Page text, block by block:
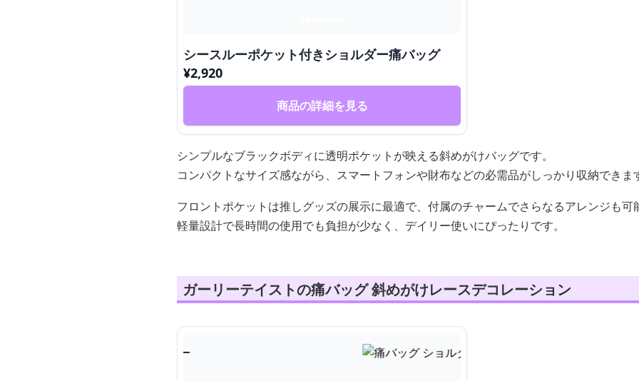
シースルーポケット付きショルダー痛バッグ
¥2,920
商品の詳細を見る
シンプルなブラックボディに透明ポケットが映える斜めがけバッグです。
コンパクトなサイズ感ながら、スマートフォンや財布などの必需品がしっかり収納できま
フロントポケットは推しグッズの展示に最適で、付属のチャームでさらなるアレンジも可
軽量設計で長時間の使用でも負担が少なく、デイリー使いにぴったりです。
ガーリーテイストの痛バッグ 斜めがけレースデコレーション